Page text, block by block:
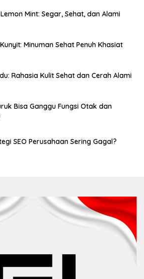
Mint: Segar, Sehat, dan Alami
Minuman Sehat Penuh Khasiat
Rahasia Kulit Sehat dan Cerah Alami
Bisa Ganggu Fungsi Otak dan
SEO Perusahaan Sering Gagal?